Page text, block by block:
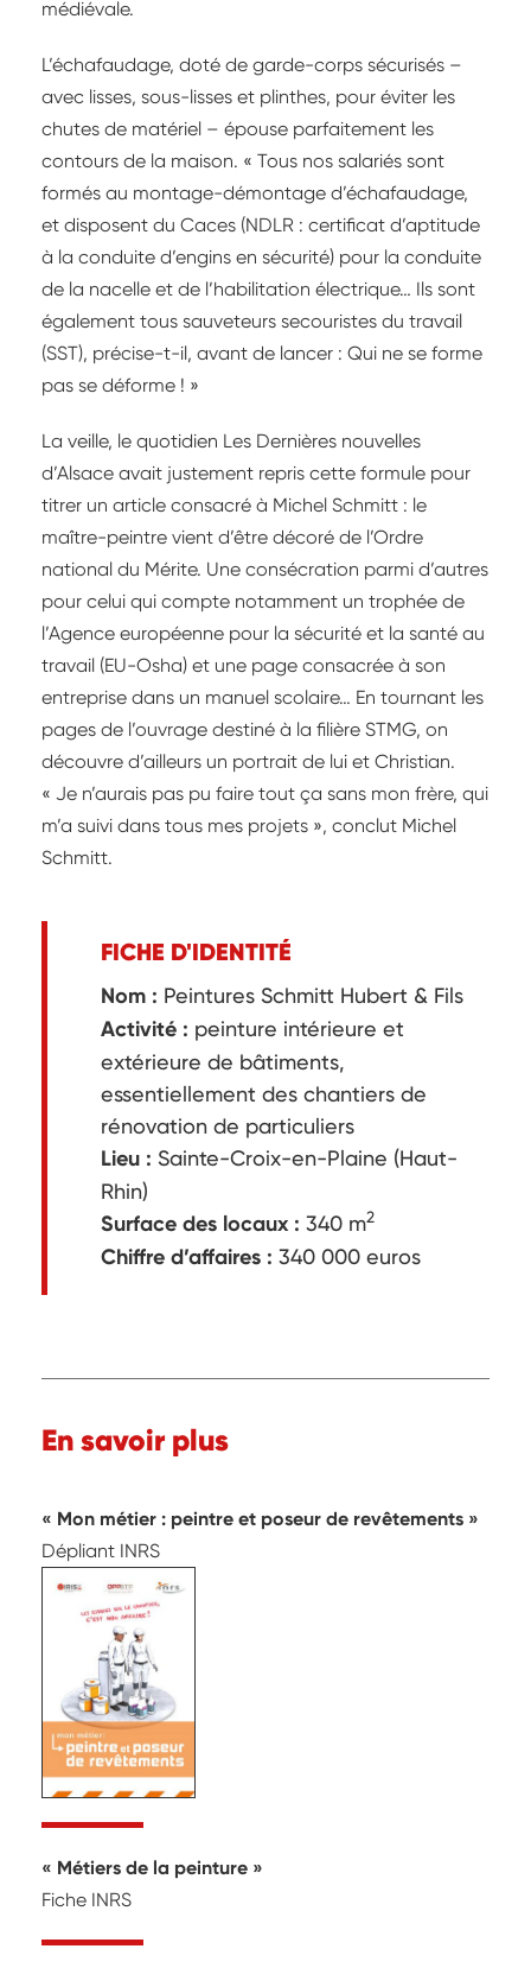
médiévale.
L’échafaudage, doté de garde-corps sécurisés –
avec lisses, sous-lisses et plinthes, pour éviter les
chutes de matériel – épouse parfaitement les
contours de la maison. « Tous nos salariés sont
formés au montage-démontage d’échafaudage,
et disposent du Caces (NDLR : certificat d’aptitude
à la conduite d’engins en sécurité) pour la conduite
de la nacelle et de l’habilitation électrique… Ils sont
également tous sauveteurs secouristes du travail
(SST), précise-t-il, avant de lancer : Qui ne se forme
pas se déforme ! »
La veille, le quotidien Les Dernières nouvelles
d’Alsace avait justement repris cette formule pour
titrer un article consacré à Michel Schmitt : le
maître-peintre vient d’être décoré de l’Ordre
national du Mérite. Une consécration parmi d’autres
pour celui qui compte notamment un trophée de
l’Agence européenne pour la sécurité et la santé au
travail (EU-Osha) et une page consacrée à son
entreprise dans un manuel scolaire… En tournant les
pages de l’ouvrage destiné à la filière STMG, on
découvre d’ailleurs un portrait de lui et Christian.
« Je n’aurais pas pu faire tout ça sans mon frère, qui
m’a suivi dans tous mes projets », conclut Michel
Schmitt.
FICHE D'IDENTITÉ
Nom : Peintures Schmitt Hubert & Fils
Activité : peinture intérieure et
extérieure de bâtiments,
essentiellement des chantiers de
rénovation de particuliers
Lieu : Sainte-Croix-en-Plaine (Haut-
Rhin)
Surface des locaux : 340 m2
Chiffre d’affaires : 340 000 euros
En savoir plus
Mon métier : peintre et poseur de revêtements
Dépliant INRS
Métiers de la peinture
Fiche INRS